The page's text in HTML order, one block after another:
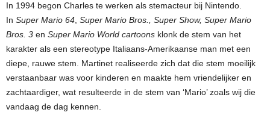
In 1994 begon Charles te werken als stemacteur bij Nintendo.
In Super Mario 64 Super Mario Bros., Super Show, Super Mario
Bros. 3 en Super Mario World cartoons klonk de stem van het
karakter als een stereotype Italiaans-Amerikaanse man met een
diepe, rauwe stem. Martinet realiseerde zich dat die stem moeilijk
verstaanbaar was voor kinderen en maakte hem vriendelijker en
zachtaardiger, wat resulteerde in de stem van ‘Mario’ zoals wij die
vandaag de dag kennen.